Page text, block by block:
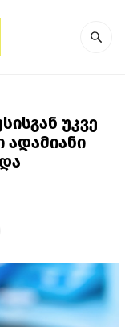
უკვე
ადამიანი